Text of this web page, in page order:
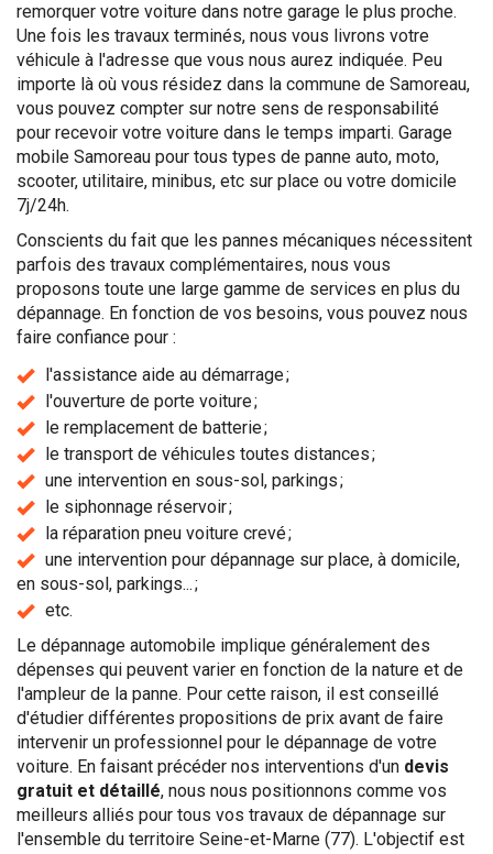
remorquer votre voiture dans notre garage le plus proche.
Une fois les travaux terminés, nous vous livrons votre
véhicule à l'adresse que vous nous aurez indiquée. Peu
importe là où vous résidez dans la commune de Samoreau,
vous pouvez compter sur notre sens de responsabilité
pour recevoir votre voiture dans le temps imparti. Garage
mobile Samoreau pour tous types de panne auto, moto,
scooter, utilitaire, minibus, etc sur place ou votre domicile
7j/24h.
Conscients du fait que les pannes mécaniques nécessitent
parfois des travaux complémentaires, nous vous
proposons toute une large gamme de services en plus du
dépannage. En fonction de vos besoins, vous pouvez nous
faire confiance pour :
l'assistance aide au démarrage ;
l'ouverture de porte voiture ;
le remplacement de batterie ;
le transport de véhicules toutes distances ;
une intervention en sous-sol, parkings ;
le siphonnage réservoir ;
la réparation pneu voiture crevé ;
une intervention pour dépannage sur place, à domicile,
en sous-sol, parkings... ;
etc.
Le dépannage automobile implique généralement des
dépenses qui peuvent varier en fonction de la nature et de
l'ampleur de la panne. Pour cette raison, il est conseillé
d'étudier différentes propositions de prix avant de faire
intervenir un professionnel pour le dépannage de votre
voiture. En faisant précéder nos interventions d'un devis
gratuit et détaillé, nous nous positionnons comme vos
meilleurs alliés pour tous vos travaux de dépannage sur
l'ensemble du territoire Seine-et-Marne (77). L'objectif est